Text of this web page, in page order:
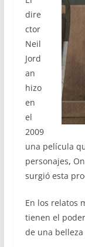
dire
ctor
Neil
Jord
an
hizo
en
el
2009
una película
personajes,
surgió esta
En los relatos
tienen el
de una